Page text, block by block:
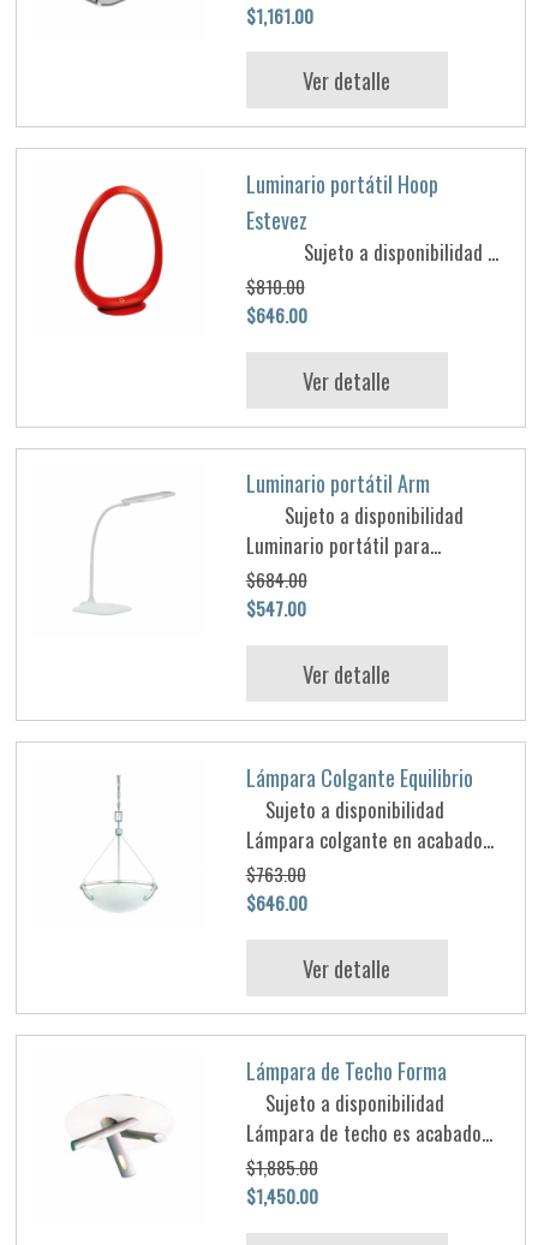
$1,161.00
Ver detalle
Luminario portátil Hoop
Estevez
Sujeto a disponibilidad ...
$810.00
$646.00
Ver detalle
Luminario portátil Arm
Sujeto a disponibilidad
Luminario portátil para...
$684.00
$547.00
Ver detalle
Lámpara Colgante Equilibrio
Sujeto a disponibilidad
Lámpara colgante en acabado...
$763.00
$646.00
Ver detalle
Lámpara de Techo Forma
Sujeto a disponibilidad
Lámpara de techo es acabado...
$1,885.00
$1,450.00